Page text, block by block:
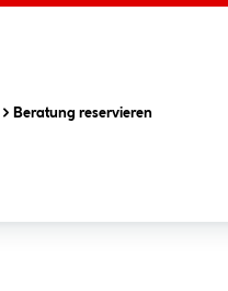
Beratung reservieren